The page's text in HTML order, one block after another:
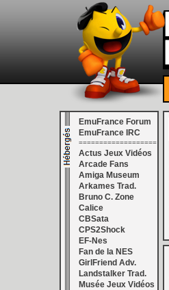
EmuFrance Forum
EmuFrance IRC
===================
Actus Jeux Vidéos
Arcade Fans
Amiga Museum
Arkames Trad.
Bruno C. Zone
Calice
CBSata
CPS2Shock
EF-Nes
Fan de la NES
GirlFriend Adv.
Landstalker Trad.
Musée Jeux Vidéos